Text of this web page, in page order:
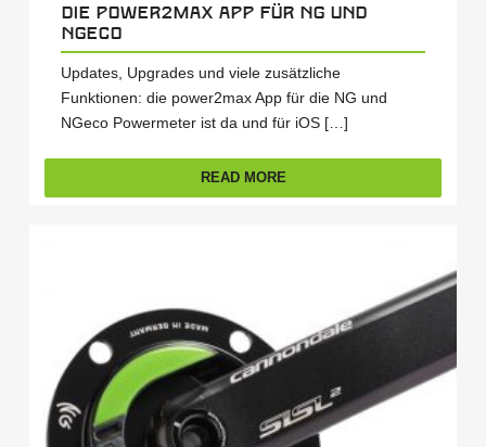
Die power2max App für NG und
NGeco
Updates, Upgrades und viele zusätzliche
Funktionen: die power2max App für die NG und
NGeco Powermeter ist da und für iOS […]
READ MORE